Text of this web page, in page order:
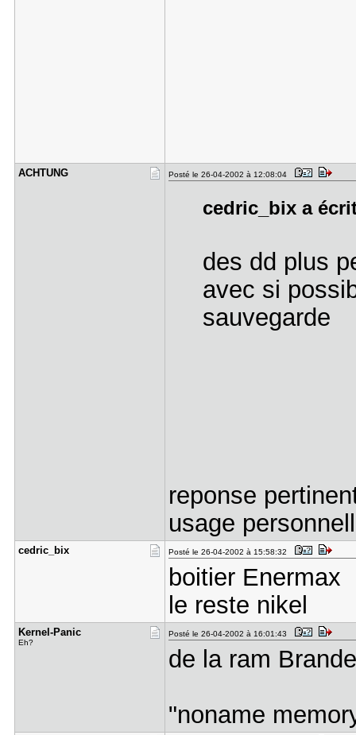
ACHTUNG Posté le 26-04-2002 à 12:08:04
cedric_bix a
des dd plus
avec si
sauvegarde
reponse
usage
cedric_bix Posté le 26-04-2002 à 15:58:32
boitier Enermax
le reste nikel
Kernel-Pan​ic
Eh?
Posté le 26-04-2002 à 16:01:43
de la ram
"noname